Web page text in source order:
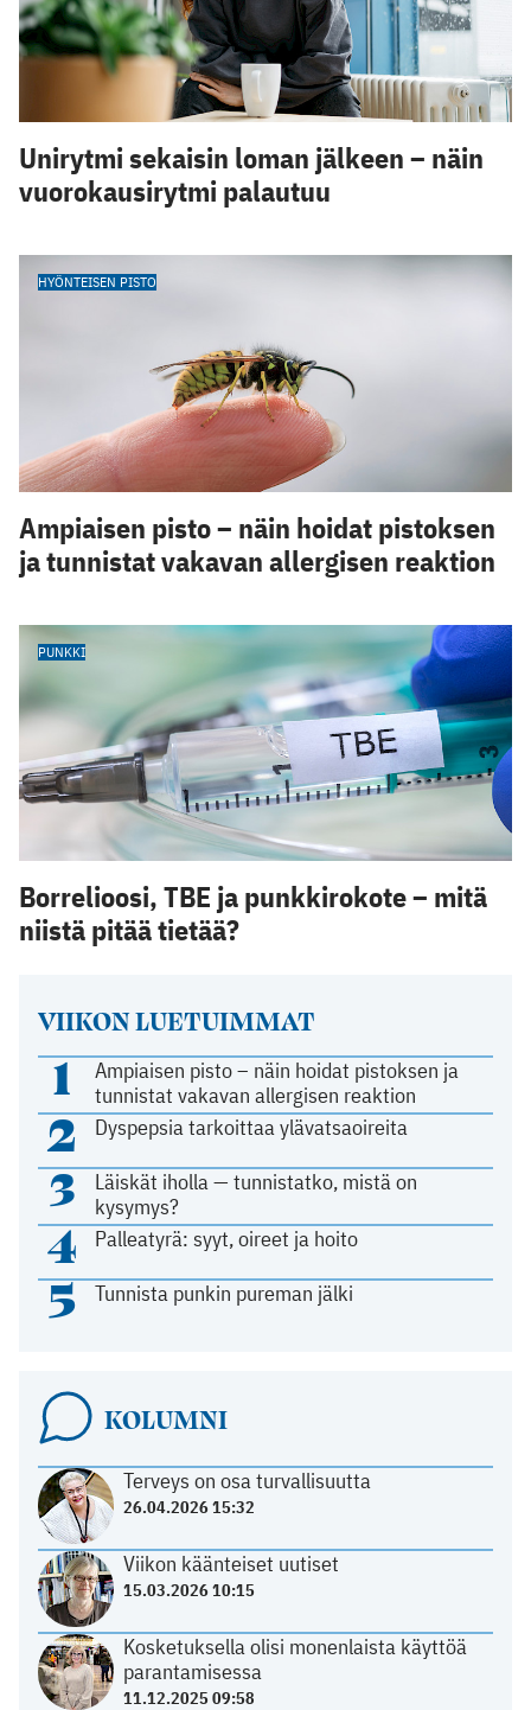
VIIKON LUETUIMMAT
1
Ampiaisen pisto – näin hoidat pistoksen ja
tunnistat vakavan allergisen reaktion
2 Dyspepsia tarkoittaa ylävatsaoireita
3
Läiskät iholla — tunnistatko, mistä on
kysymys?
4 Palleatyrä: syyt, oireet ja hoito
5 Tunnista punkin pureman jälki
KOLUMNI
Terveys on osa turvallisuutta
26.04.2026 15:32
Viikon käänteiset uutiset
15.03.2026 10:15
Kosketuksella olisi monenlaista käyttöä
parantamisessa
11.12.2025 09:58
Unirytmi sekaisin loman jälkeen – näin
vuorokausirytmi palautuu
HYÖNTEISEN PISTO
Ampiaisen pisto – näin hoidat pistoksen
ja tunnistat vakavan allergisen reaktion
PUNKKI
Borrelioosi, TBE ja punkkirokote – mitä
niistä pitää tietää?